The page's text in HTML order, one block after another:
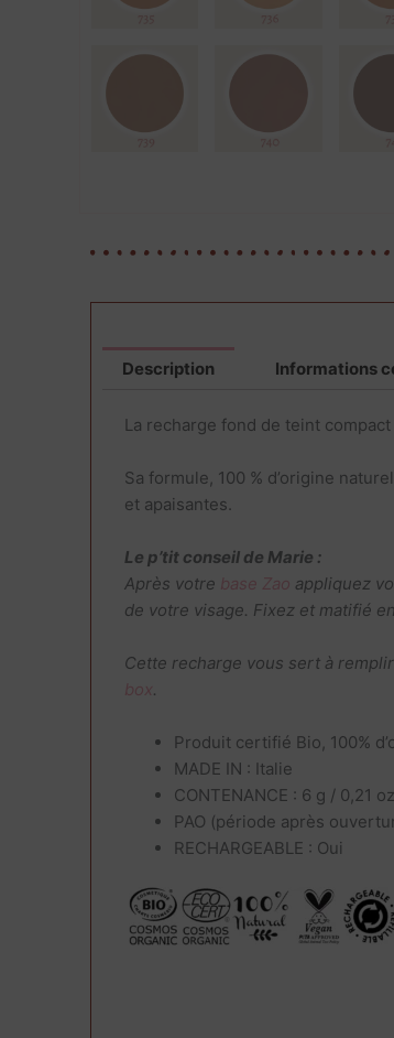
Description Informations
La recharge fond de teint
Sa formule, 100 % d’origine
et apaisantes.
Le p’tit conseil de Marie :
Après votre base Zao appliquez
de votre visage. Fixez et matifié
Cette recharge vous sert à
box.
Produit certifié Bio, 100%
MADE IN : Italie
CONTENANCE : 6 g / 0,21 oz
PAO (période après
RECHARGEABLE : Oui